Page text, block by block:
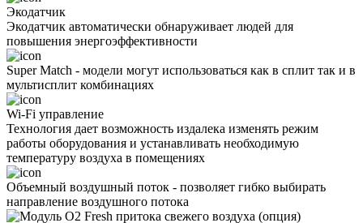
Экодатчик
Экодатчик автоматически обнаруживает людей для
повышения энергоэффективности
Super Match - модели могут использоваться как в сплит так и в
мультисплит комбинациях
Wi-Fi управление
Технология дает возможность издалека изменять режим
работы оборудования и устанавливать необходимую
температуру воздуха в помещениях
Объемный воздушный поток - позволяет гибко выбирать
направление воздушного потока